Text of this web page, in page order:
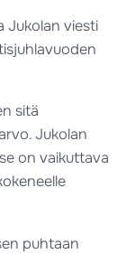
Jukolan viesti
sitä
Jukolan
on vaikuttava
puhtaan